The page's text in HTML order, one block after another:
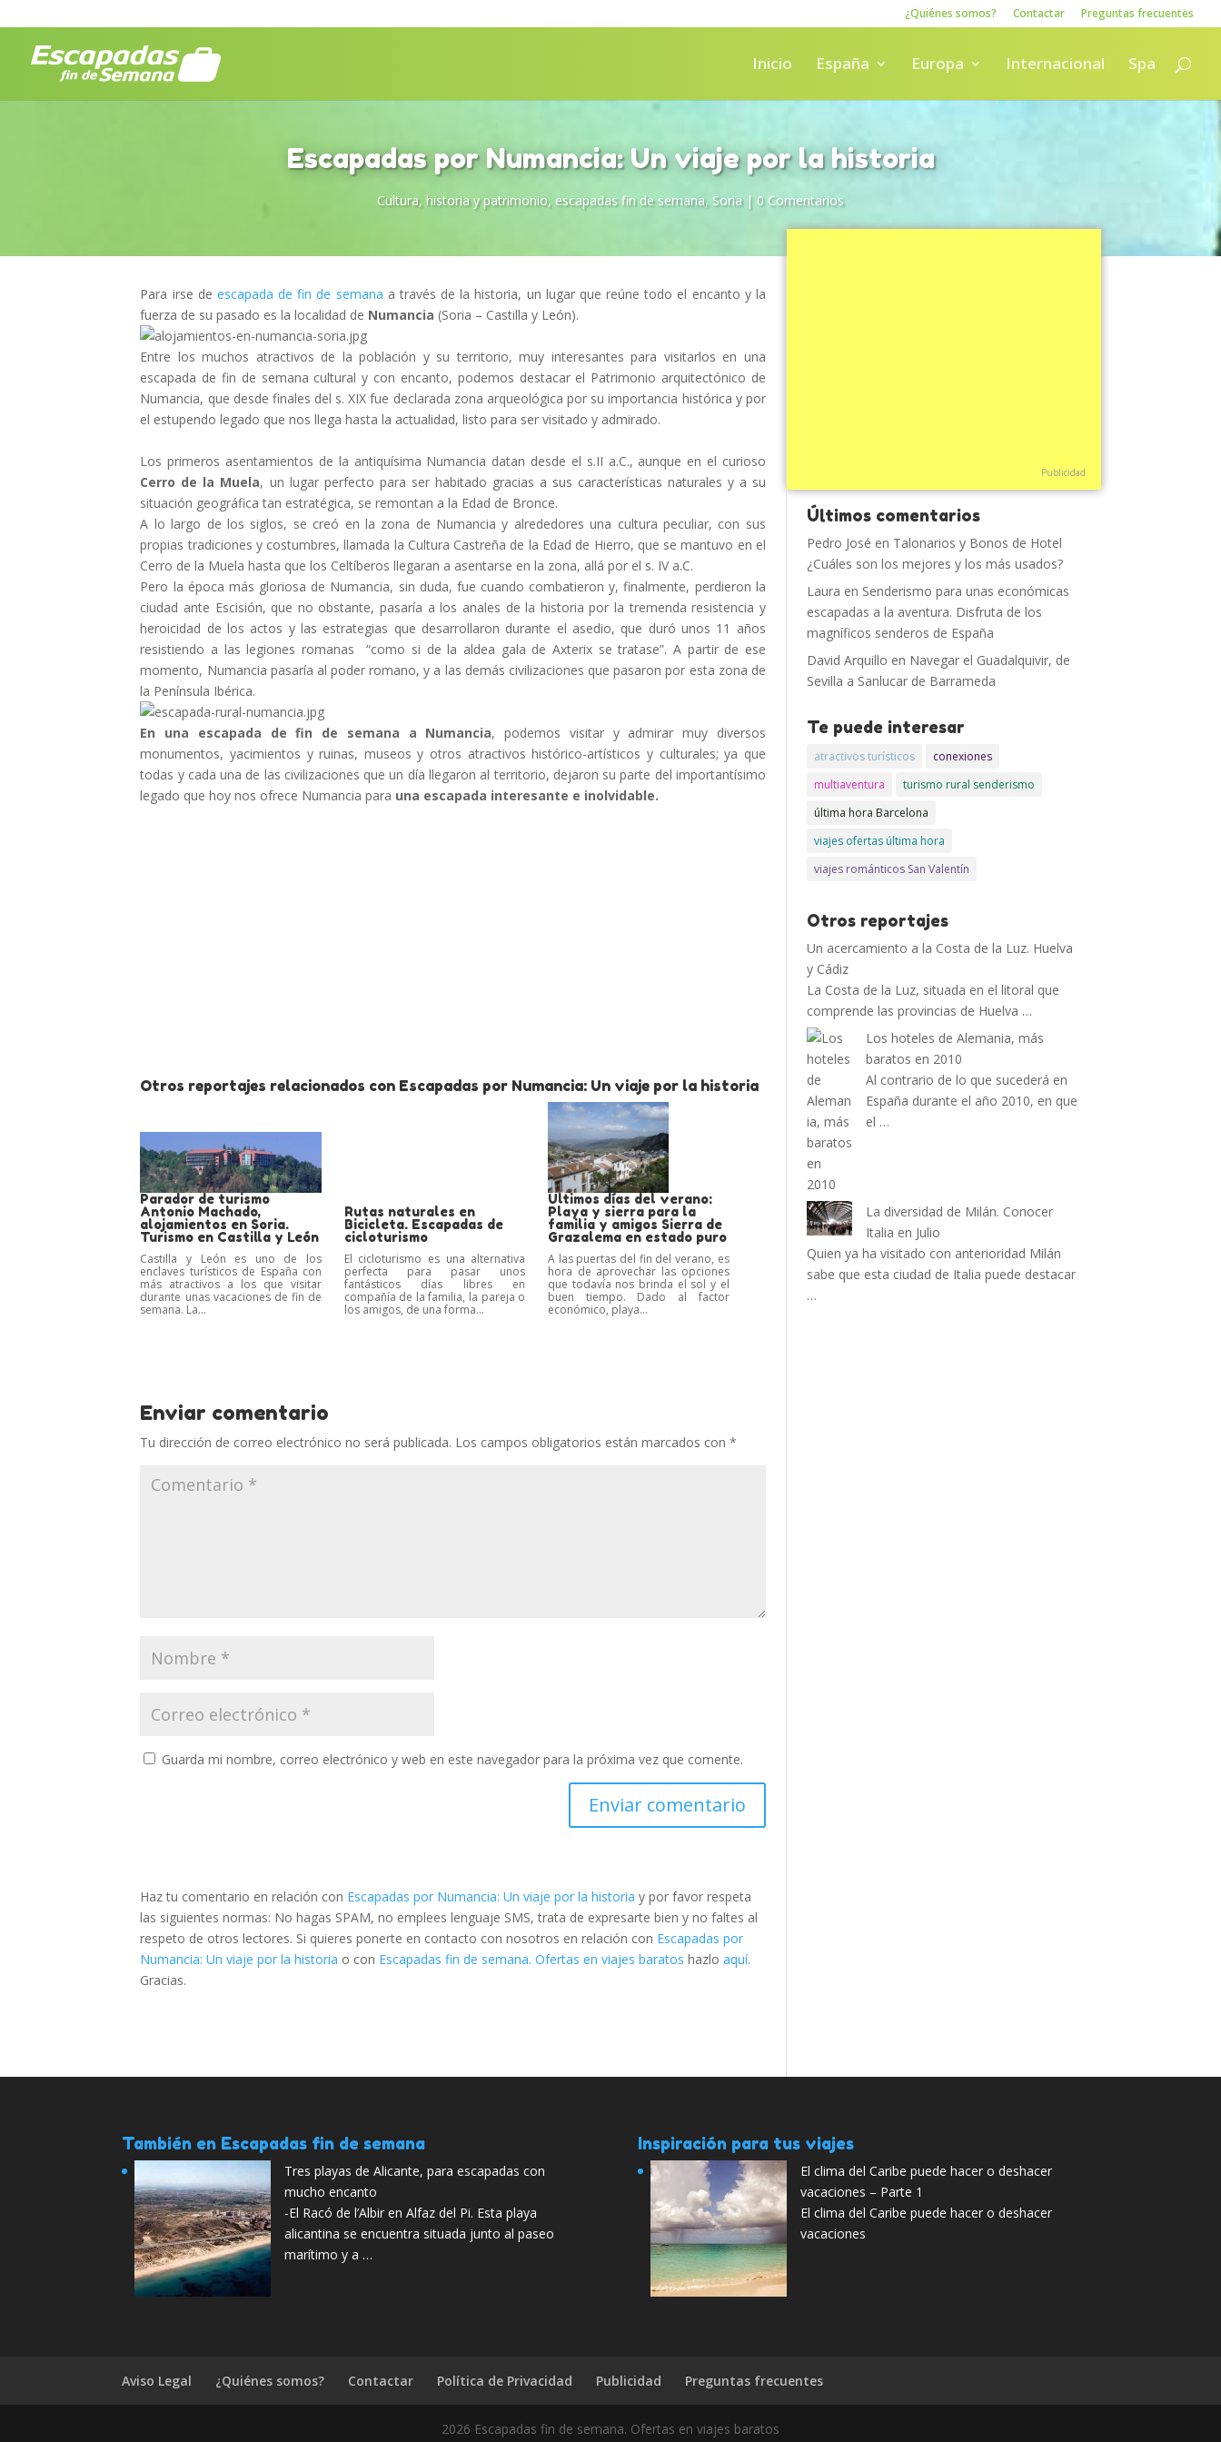
¿Quiénes somos? Contactar Preguntas frecuentes
Inicio España Europa Internacional Spa
Escapadas por Numancia: Un viaje por la historia
Cultura, historia y patrimonio, escapadas fin de semana, Soria| 0 Comentarios
Para irse de escapada de fin de semana a través de la historia, un lugar que reúne todo el encanto y la
fuerza de su pasado es la localidad de Numancia (Soria – Castilla y León).
Entre los muchos atractivos de la población y su territorio, muy interesantes para visitarlos en una
escapada de fin de semana cultural y con encanto, podemos destacar el Patrimonio arquitectónico de
Numancia, que desde finales del s. XIX fue declarada zona arqueológica por su importancia histórica y por
el estupendo legado que nos llega hasta la actualidad, listo para ser visitado y admirado.
Los primeros asentamientos de la antiquísima Numancia datan desde el s.II a.C., aunque en el curioso
Cerro de la Muela, un lugar perfecto para ser habitado gracias a sus características naturales y a su
situación geográfica tan estratégica, se remontan a la Edad de Bronce.
A lo largo de los siglos, se creó en la zona de Numancia y alrededores una cultura peculiar, con sus
propias tradiciones y costumbres, llamada la Cultura Castreña de la Edad de Hierro, que se mantuvo en el
Cerro de la Muela hasta que los Celtíberos llegaran a asentarse en la zona, allá por el s. IV a.C.
Pero la época más gloriosa de Numancia, sin duda, fue cuando combatieron y, finalmente, perdieron la
ciudad ante Escisión, que no obstante, pasaría a los anales de la historia por la tremenda resistencia y
heroicidad de los actos y las estrategias que desarrollaron durante el asedio, que duró unos 11 años
resistiendo a las legiones romanas “como si de la aldea gala de Axterix se tratase”. A partir de ese
momento, Numancia pasaría al poder romano, y a las demás civilizaciones que pasaron por esta zona de
la Península Ibérica.
En una escapada de fin de semana a Numancia, podemos visitar y admirar muy diversos
monumentos, yacimientos y ruinas, museos y otros atractivos histórico-artísticos y culturales; ya que
todas y cada una de las civilizaciones que un día llegaron al territorio, dejaron su parte del importantísimo
legado que hoy nos ofrece Numancia para una escapada interesante e inolvidable.
Otros reportajes relacionados con Escapadas por Numancia: Un viaje por la historia
Parador de turismo
Antonio Machado,
alojamientos en Soria.
Turismo en Castilla y León
Castilla y León es uno de los
enclaves turísticos de España con
más atractivos a los que visitar
durante unas vacaciones de fin de
semana. La...
Rutas naturales en
Bicicleta. Escapadas de
cicloturismo
El cicloturismo es una alternativa
perfecta para pasar unos
fantásticos días libres en
compañía de la familia, la pareja o
los amigos, de una forma...
Ultimos días del verano:
Playa y sierra para la
familia y amigos Sierra de
Grazalema en estado puro
A las puertas del fin del verano, es
hora de aprovechar las opciones
que todavía nos brinda el sol y el
buen tiempo. Dado al factor
económico, playa...
Enviar comentario
Tu dirección de correo electrónico no será publicada. Los campos obligatorios están marcados con*
Guarda mi nombre, correo electrónico y web en este navegador para la próxima vez que comente.
Haz tu comentario en relación con Escapadas por Numancia: Un viaje por la historia y por favor respeta
las siguientes normas: No hagas SPAM, no emplees lenguaje SMS, trata de expresarte bien y no faltes al
respeto de otros lectores. Si quieres ponerte en contacto con nosotros en relación con Escapadas por
Numancia: Un viaje por la historia o con Escapadas fin de semana. Ofertas en viajes baratos hazloaquí.
Gracias.
Publicidad
Últimos comentarios
Pedro José en Talonarios y Bonos de Hotel
¿Cuáles son los mejores y los más usados?
Laura en Senderismo para unas económicas
escapadas a la aventura. Disfruta de los
magníficos senderos de España
David Arquillo en Navegar el Guadalquivir, de
Sevilla a Sanlucar de Barrameda
Te puede interesar
atractivos turísticos
conexiones
multiaventura
turismo rural senderismo
última hora Barcelona
viajes ofertas última hora
viajes románticos San Valentín
Otros reportajes
Un acercamiento a la Costa de la Luz. Huelva
y Cádiz
La Costa de la Luz, situada en el litoral que
comprende las provincias de Huelva …
Los hoteles de Alemania, más
baratos en 2010
Al contrario de lo que sucederá en
España durante el año 2010, en que
el …
La diversidad de Milán. Conocer
Italia en Julio
Quien ya ha visitado con anterioridad Milán
sabe que esta ciudad de Italia puede destacar
…
También en Escapadas fin de semana
Tres playas de Alicante, para escapadas con
mucho encanto
-El Racó de l’Albir en Alfaz del Pi. Esta playa
alicantina se encuentra situada junto al paseo
marítimo y a …
Inspiración para tus viajes
El clima del Caribe puede hacer o deshacer
vacaciones – Parte 1
El clima del Caribe puede hacer o deshacer
vacaciones
Aviso Legal ¿Quiénes somos? Contactar Política de Privacidad Publicidad Preguntas frecuentes
2026 Escapadas fin de semana. Ofertas en viajes baratos